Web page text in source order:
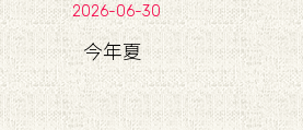
2026-06-30
今年夏